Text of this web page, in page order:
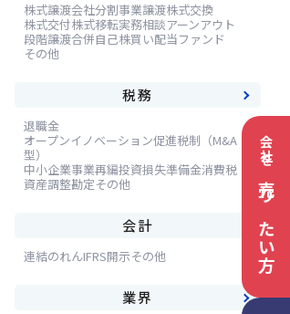
株式譲渡会社分割事業譲渡株式交換
株式交付株式移転実務相談アーンアウト
段階譲渡合併自己株買い配当ファンド
その他
税務
退職金
オープンイノベーション促進税制（M&A
型）
中小企業事業再編投資損失準備金消費税
資産調整勘定その他
会計
連結のれんIFRS開示その他
業界
会社を
売りたい方